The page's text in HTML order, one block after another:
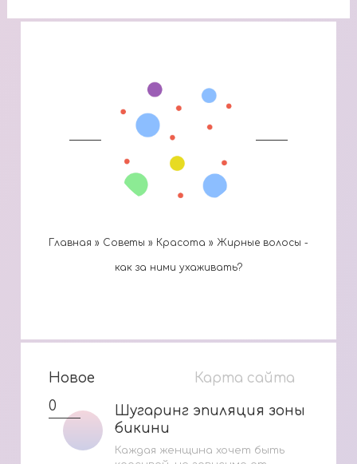
Главная » Cоветы » Красота » Жирные волосы -
как за ними ухаживать?
Новое
Карта сайта
0
Шугаринг эпиляция зоны
бикини
Шугаринг эпиляция зоны
бикини
Каждая женщина хочет быть